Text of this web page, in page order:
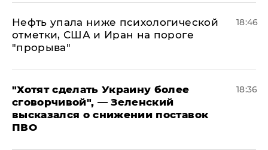
Нефть упала ниже психологической
отметки, США и Иран на пороге
"прорыва"
18:46
​"Хотят сделать Украину более
сговорчивой", — Зеленский
высказался о снижении поставок
ПВО
18:36